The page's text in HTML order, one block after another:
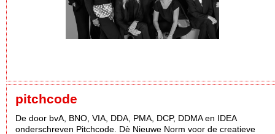
pitchcode
De door bvA, BNO, VIA, DDA, PMA, DCP, DDMA en IDEA
onderschreven Pitchcode. Dè Nieuwe Norm voor de creatieve